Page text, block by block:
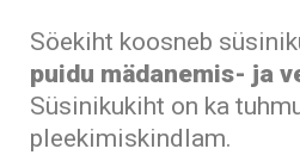
Söekiht koosneb
puidu mädanemis- ja
Süsinikukiht on ka
pleekimiskindlam.